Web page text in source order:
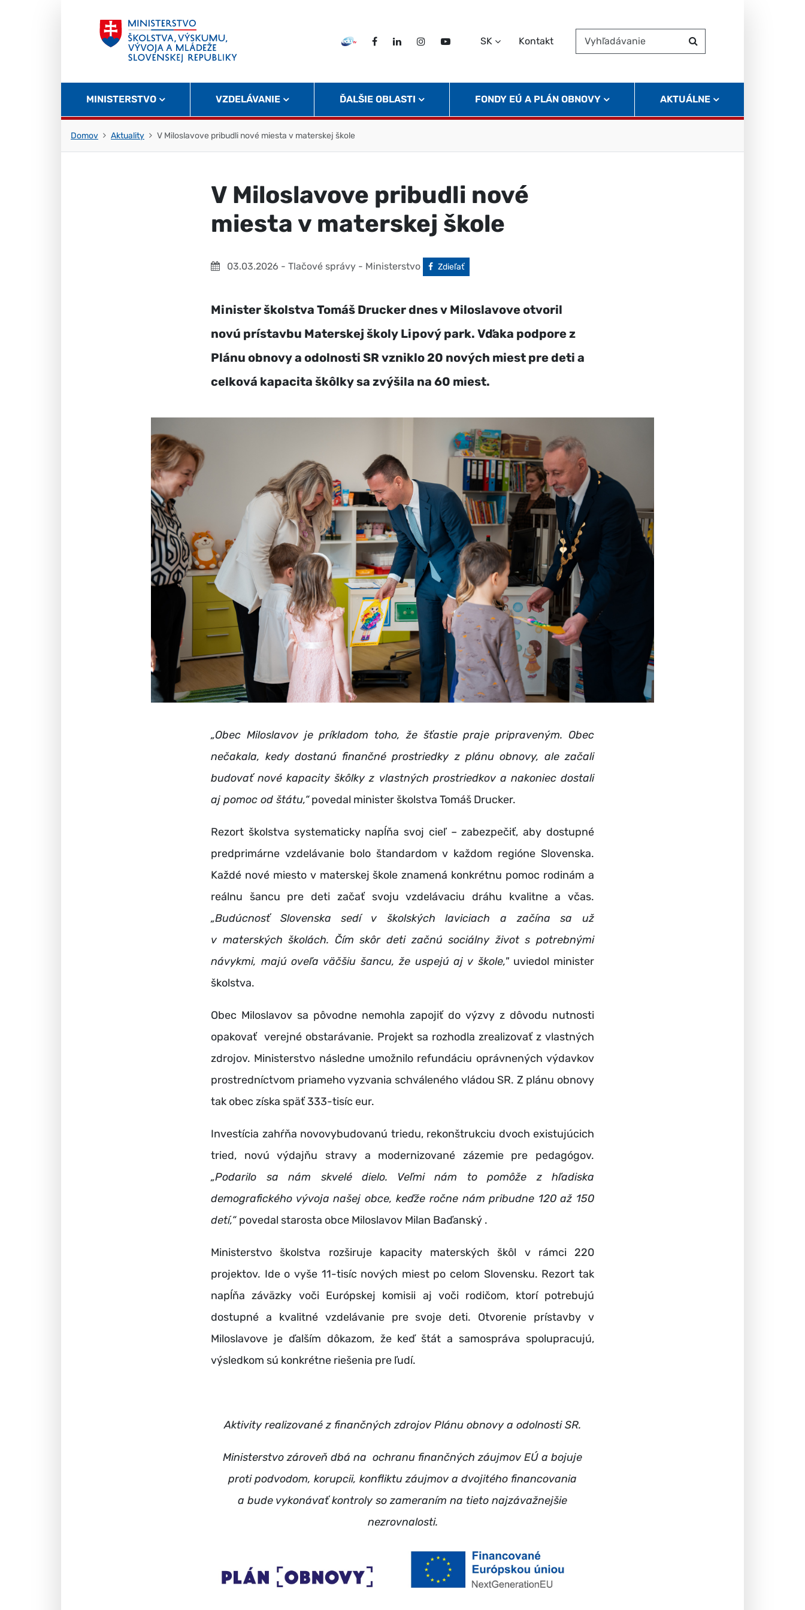
EDU TVFacebookLinkedInInstagram
Twitter
SK Kontakt
Vyhľadávanie
Hľadať
MINISTERSTVO VZDELÁVANIE ĎALŠIE OBLASTI FONDY EÚ A PLÁN OBNOVY AKTUÁLNE
Domov Aktuality V Miloslavove pribudli nové miesta v materskej škole
V Miloslavove pribudli nové
miesta v materskej škole
03.03.2026 - Tlačové správy - Ministerstvo Facebook
Zdieľať
Minister školstva Tomáš Drucker dnes v Miloslavove otvoril
novú prístavbu Materskej školy Lipový park. Vďaka podpore z
Plánu obnovy a odolnosti SR vzniklo 20 nových miest pre deti a
celková kapacita škôlky sa zvýšila na 60 miest.
„Obec Miloslavov je príkladom toho, že šťastie praje pripraveným. Obec
nečakala, kedy dostanú finančné prostriedky z plánu obnovy, ale začali
budovať nové kapacity škôlky z vlastných prostriedkov a nakoniec dostali
aj pomoc od štátu,“povedal minister školstva Tomáš Drucker.
Rezort školstva systematicky napĺňa svoj cieľ – zabezpečiť, aby dostupné
predprimárne vzdelávanie bolo štandardom v každom regióne Slovenska.
Každé nové miesto v materskej škole znamená konkrétnu pomoc rodinám a
reálnu šancu pre deti začať svoju vzdelávaciu dráhu kvalitne a včas.
„Budúcnosť Slovenska sedí v školských laviciach a začína sa už
v materských školách. Čím skôr deti začnú sociálny život s potrebnými
návykmi, majú oveľa väčšiu šancu, že uspejú aj v škole," uviedol minister
školstva.
Obec Miloslavov sa pôvodne nemohla zapojiť do výzvy z dôvodu nutnosti
opakovať verejné obstarávanie. Projekt sa rozhodla zrealizovať z vlastných
zdrojov. Ministerstvo následne umožnilo refundáciu oprávnených výdavkov
prostredníctvom priameho vyzvania schváleného vládou SR. Z plánu obnovy
tak obec získa späť 333-tisíc eur.
Investícia zahŕňa novovybudovanú triedu, rekonštrukciu dvoch existujúcich
tried, novú výdajňu stravy a modernizované zázemie pre pedagógov.
„Podarilo sa nám skvelé dielo. Veľmi nám to pomôže z hľadiska
demografického vývoja našej obce, keďže ročne nám pribudne 120 až 150
detí,“ povedal starosta obce Miloslavov Milan Baďanský .
Ministerstvo školstva rozširuje kapacity materských škôl v rámci 220
projektov. Ide o vyše 11-tisíc nových miest po celom Slovensku. Rezort tak
napĺňa záväzky voči Európskej komisii aj voči rodičom, ktorí potrebujú
dostupné a kvalitné vzdelávanie pre svoje deti. Otvorenie prístavby v
Miloslavove je ďalším dôkazom, že keď štát a samospráva spolupracujú,
výsledkom sú konkrétne riešenia pre ľudí.
Aktivity realizované z finančných zdrojov Plánu obnovy a odolnosti SR.
Ministerstvo zároveň dbá na ochranu finančných záujmov EÚ a bojuje
proti podvodom, korupcii, konfliktu záujmov a dvojitého financovania
a bude vykonávať kontroly so zameraním na tieto najzávažnejšie
nezrovnalosti.